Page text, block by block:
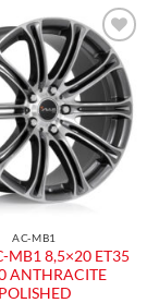
Aggiungi
alla lista
dei
desideri
AC-MB1
MB1 8,5×20 ET35
ANTHRACITE
POLISHED